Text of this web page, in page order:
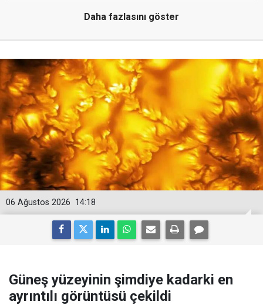
Daha fazlasını göster
14:18
06 Ağustos 2026
Güneş yüzeyinin şimdiye kadarki en
ayrıntılı görüntüsü çekildi